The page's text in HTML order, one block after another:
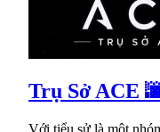
Trụ Sở ACE